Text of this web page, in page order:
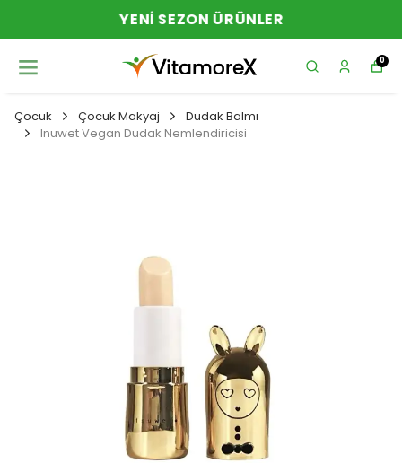
YENI SEZON ÜRÜNLER
0
Çocuk Çocuk Makyaj
Dudak Balmı
Inuwet Vegan Dudak Nemlendiricisi